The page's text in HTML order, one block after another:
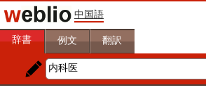
中国語
辞書 例文 翻訳